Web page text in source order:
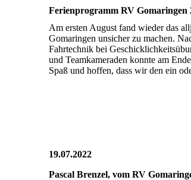
Ferienprogramm RV Gomaringen
Am ersten August fand wieder das
Gomaringen unsicher zu machen.
Fahrtechnik bei
und Teamkameraden konnte am
Spaß und hoffen, dass wir den ein
19.07.2022
Pascal Brenzel, vom RV